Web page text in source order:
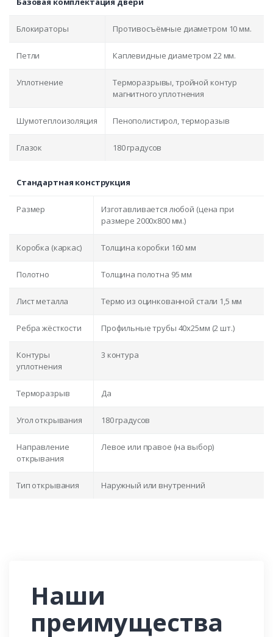
Блокираторы Противосъёмные диаметром 10 мм.
Петли Каплевидные диаметром 22 мм.
Уплотнение
Терморазрывы, тройной контур
магнитного уплотнения
Шумотеплоизоляция Пенополистирол, терморазыв
Глазок 180 градусов
Стандартная конструкция
Размер
Изготавливается любой (цена при
размере 2000x800 мм.)
Коробка (каркас) Толщина коробки 160 мм
Полотно Толщина полотна 95 мм
Лист металла Термо из оцинкованной стали 1,5 мм
Ребра жёсткости Профильные трубы 40х25мм (2 шт.)
Контуры
уплотнения
3 контура
Терморазрыв Да
Угол открывания 180 градусов
Направление
открывания
Левое или правое (на выбор)
Тип открывания Наружный или внутренний
Наши
преимущества